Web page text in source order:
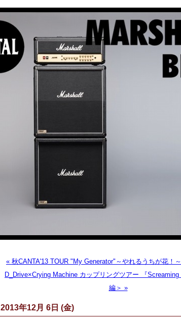
« 秋CANTA'13 TOUR "My Generator"～やれるうちが花！
D_Drive×Crying Machine カップリングツアー 『Screaming
編＞ »
2013年12月 6日 (金)